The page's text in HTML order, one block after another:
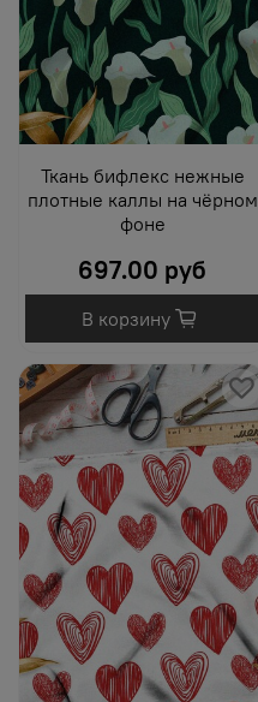
Ткань бифлекс нежные
плотные каллы на чёрном
фоне
697.00 руб
В корзину